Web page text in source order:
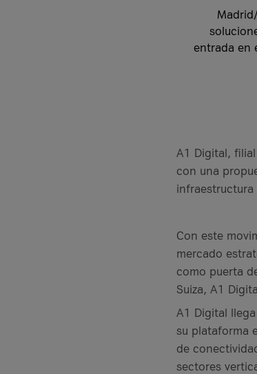
it-sa 2026
Más
Grupo
Más casos
Recursos
¿Qué es
Más
Más
Banco VKB
VKB
entrada en
A1 Digital,
con una
Con este
mercado
como puerta
Suiza, A1
A1 Digital
su plataforma
de
sectores